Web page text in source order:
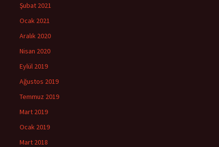
Şubat 2021
Ocak 2021
Aralık 2020
Nisan 2020
Eylül 2019
Ağustos 2019
Temmuz 2019
Mart 2019
Ocak 2019
Mart 2018